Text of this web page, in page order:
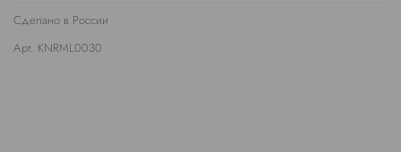
Сделано в России
Арт. KNRML0030